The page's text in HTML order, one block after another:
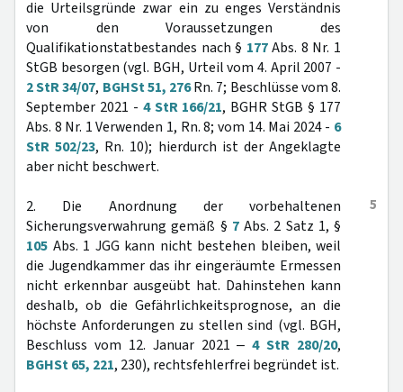
die Urteilsgründe zwar ein zu enges Verständnis
von den Voraussetzungen des
Qualifikationstatbestandes nach § 177Abs. 8 Nr. 1
StGB besorgen (vgl. BGH, Urteil vom 4. April 2007 -
2 StR 34/07, BGHSt 51, 276Rn. 7; Beschlüsse vom 8.
September 2021 - 4 StR 166/21, BGHR StGB § 177
Abs. 8 Nr. 1 Verwenden 1, Rn. 8; vom 14. Mai 2024 - 6
StR 502/23, Rn. 10); hierdurch ist der Angeklagte
aber nicht beschwert.
5
2. Die Anordnung der vorbehaltenen
Sicherungsverwahrung gemäß § 7Abs. 2 Satz 1, §
105 Abs. 1 JGG kann nicht bestehen bleiben, weil
die Jugendkammer das ihr eingeräumte Ermessen
nicht erkennbar ausgeübt hat. Dahinstehen kann
deshalb, ob die Gefährlichkeitsprognose, an die
höchste Anforderungen zu stellen sind (vgl. BGH,
Beschluss vom 12. Januar 2021 ‒4 StR 280/20,
BGHSt 65, 221, 230), rechtsfehlerfrei begründet ist.